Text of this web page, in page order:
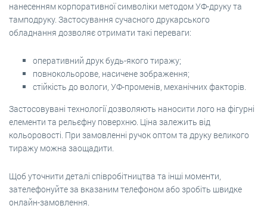
нанесенням корпоративної символіки методом УФ-друку та
тамподруку. Застосування сучасного друкарського
обладнання дозволяє отримати такі переваги:
оперативний друк будь-якого тиражу;
повнокольорове, насичене зображення;
стійкість до вологи, УФ-променів, механічних факторів.
Застосовувані технології дозволяють наносити лого на фігурні
елементи та рельєфну поверхню. Ціна залежить від
кольоровості. При замовленні ручок оптом та друку великого
тиражу можна заощадити.
Щоб уточнити деталі співробітництва та інші моменти,
зателефонуйте за вказаним телефоном або зробіть швидке
онлайн-замовлення.